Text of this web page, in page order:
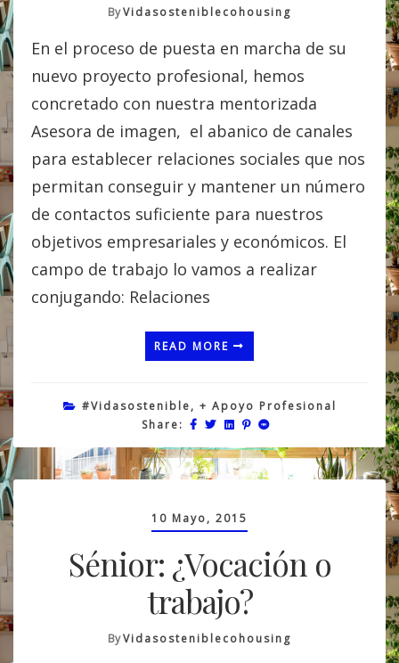
ByVidasosteniblecohousing
En el proceso de puesta en marcha de su
nuevo proyecto profesional, hemos
concretado con nuestra mentorizada
Asesora de imagen, el abanico de canales
para establecer relaciones sociales que nos
permitan conseguir y mantener un número
de contactos suficiente para nuestros
objetivos empresariales y económicos. El
campo de trabajo lo vamos a realizar
conjugando: Relaciones
READ MORE
#vidasostenible, + Apoyo Profesional
Share:
10 Mayo, 2015
Sénior: ¿Vocación o
trabajo?
ByVidasosteniblecohousing